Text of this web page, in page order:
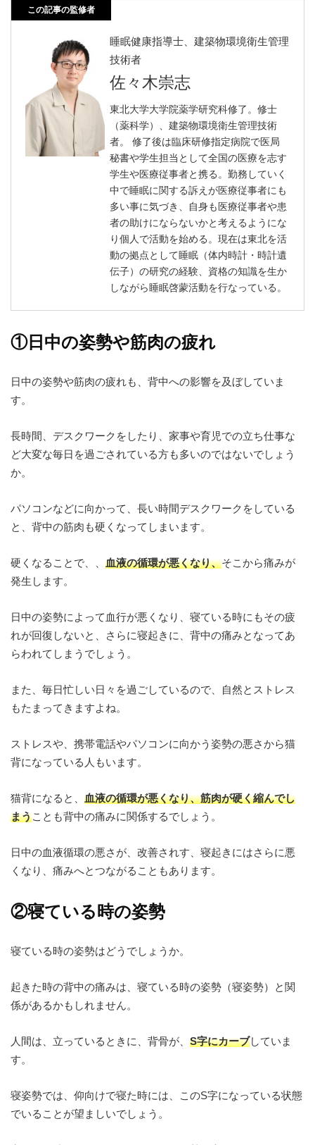
この記事の監修者
睡眠健康指導士、建築物環境衛生管理
技術者
佐々木崇志
東北大学大学院薬学研究科修了。修士
（薬科学）、建築物環境衛生管理技術
者。 修了後は臨床研修指定病院で医局
秘書や学生担当として全国の医療を志す
学生や医療従事者と携る。勤務していく
中で睡眠に関する訴えが医療従事者にも
多い事に気づき、自身も医療従事者や患
者の助けにならないかと考えるようにな
り個人で活動を始める。現在は東北を活
動の拠点として睡眠（体内時計・時計遺
伝子）の研究の経験、資格の知識を生か
しながら睡眠啓蒙活動を行なっている。
①日中の姿勢や筋肉の疲れ
日中の姿勢や筋肉の疲れも、背中への影響を及ぼしていま
す。
長時間、デスクワークをしたり、家事や育児での立ち仕事な
ど大変な毎日を過ごされている方も多いのではないでしょう
か。
パソコンなどに向かって、長い時間デスクワークをしている
と、背中の筋肉も硬くなってしまいます。
硬くなることで、、 血液の循環が悪くなり、そこから痛みが
発生します。
日中の姿勢によって血行が悪くなり、寝ている時にもその疲
れが回復しないと、さらに寝起きに、背中の痛みとなってあ
らわれてしまうでしょう。
また、毎日忙しい日々を過ごしているので、自然とストレス
もたまってきますよね。
ストレスや、携帯電話やパソコンに向かう姿勢の悪さから猫
背になっている人もいます。
猫背になると、 血液の循環が悪くなり、筋肉が硬く縮んでし
まうことも背中の痛みに関係するでしょう。
日中の血液循環の悪さが、改善されす、寝起きにはさらに悪
くなり、痛みへとつながることもあります。
②寝ている時の姿勢
寝ている時の姿勢はどうでしょうか。
起きた時の背中の痛みは、寝ている時の姿勢（寝姿勢）と関
係があるかもしれません。
人間は、立っているときに、背骨が、 S字にカーブしていま
す。
寝姿勢では、仰向けで寝た時には、このS字になっている状態
でいることが望ましいでしょう。